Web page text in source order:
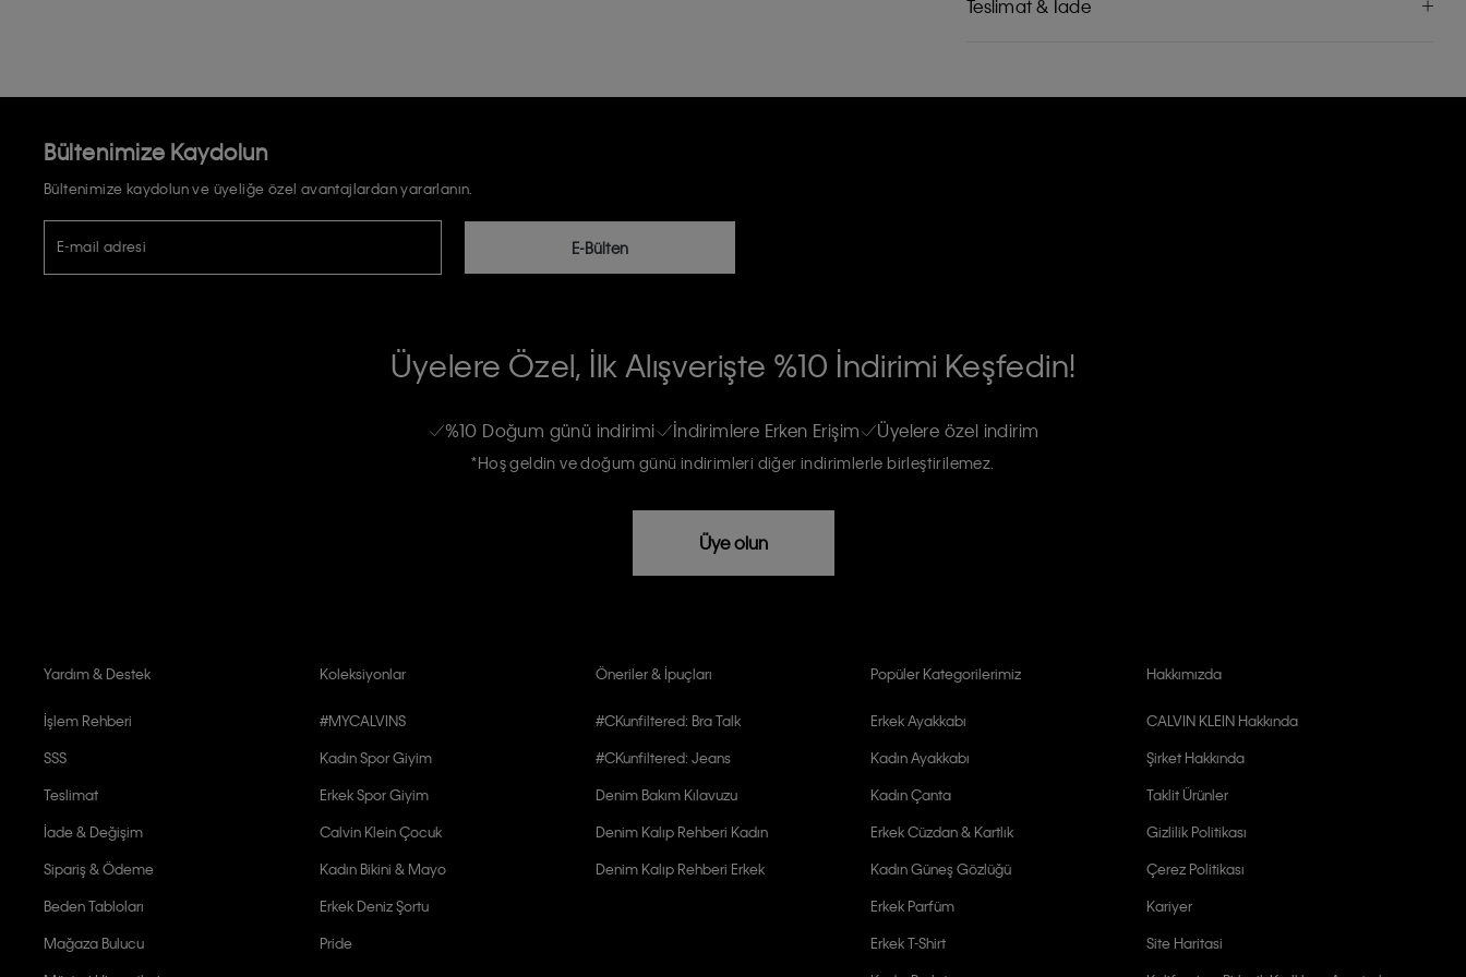
Teslimat & İade
Bültenimize Kaydolun
Bültenimize kaydolun ve üyeliğe özel avantajlardan yararlanın.
E-mail adresi E-Bülten
Calvin Klein e-bültenine abone olarak, kişisel verilerimin Calvin Klein tarafına gönderileceğinin ve güncel ürün,
Üyelere Özel, İlk Alışverişte %10 İndirimi Keşfedin!
%10 Doğum günü indirimi İndirimlere Erken Erişim Üyelere özel indirim
*Hoş geldin ve doğum günü indirimleri diğer indirimlerle birleştirilemez.
Üye olun
Yardım & Destek
İşlem Rehberi
SSS
Teslimat
İade & Değişim
Sipariş & Ödeme
Beden Tabloları
Mağaza Bulucu
Koleksiyonlar
#MYCALVINS
Kadın Spor Giyim
Erkek Spor Giyim
Calvin Klein Çocuk
Kadın Bikini & Mayo
Erkek Deniz Şortu
Pride
Öneriler & İpuçları
#CKunfiltered: Bra Talk
#CKunfiltered: Jeans
Denim Bakım Kılavuzu
Denim Kalıp Rehberi Kadın
Denim Kalıp Rehberi Erkek
Popüler Kategorilerimiz
Erkek Ayakkabı
Kadın Ayakkabı
Kadın Çanta
Erkek Cüzdan & Kartlık
Kadın Güneş Gözlüğü
Erkek Parfüm
Erkek T-Shirt
Hakkımızda
CALVIN KLEIN Hakkında
Şirket Hakkında
Taklit Ürünler
Gizlilik Politikası
Çerez Politikası
Kariyer
Site Haritasi